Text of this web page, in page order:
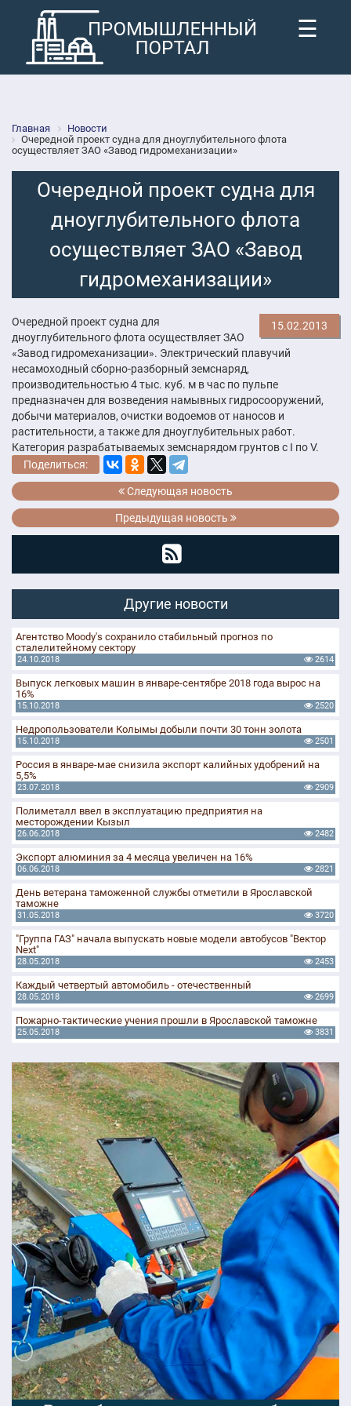
☰
Главная
Новости
Очередной проект судна для дноуглубительного флота
осуществляет ЗАО «Завод гидромеханизации»
Очередной проект судна для
дноуглубительного флота
осуществляет ЗАО «Завод
гидромеханизации»
15.02.2013
Очередной проект судна для
дноуглубительного флота осуществляет ЗАО
«Завод гидромеханизации». Электрический плавучий
несамоходный сборно-разборный земснаряд,
производительностью 4 тыс. куб. м в час по пульпе
предназначен для возведения намывных гидросооружений,
добычи материалов, очистки водоемов от наносов и
растительности, а также для дноуглубительных работ.
Категория разрабатываемых земснарядом грунтов с I по V.
Поделиться:
Следующая новость
Предыдущая новость
Другие новости
Агентство Moody's сохранило стабильный прогноз по
сталелитейному сектору
24.10.2018 2614
Выпуск легковых машин в январе-сентябре 2018 года вырос на
16%
15.10.2018 2520
Недропользователи Колымы добыли почти 30 тонн золота
15.10.2018 2501
Россия в январе-мае снизила экспорт калийных удобрений на
5,5%
23.07.2018 2909
Полиметалл ввел в эксплуатацию предприятия на
месторождении Кызыл
26.06.2018 2482
Экспорт алюминия за 4 месяца увеличен на 16%
06.06.2018 2821
День ветерана таможенной службы отметили в Ярославской
таможне
31.05.2018 3720
"Группа ГАЗ" начала выпускать новые модели автобусов "Вектор
Next"
28.05.2018 2453
Каждый четвертый автомобиль - отечественный
28.05.2018 2699
Пожарно-тактические учения прошли в Ярославской таможне
25.05.2018 3831